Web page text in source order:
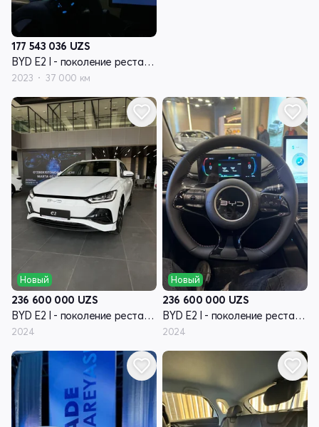
177 543 036 UZS
BYD E2 I - поколение рестайлинг
2023 37 000 км
Новый
236 600 000 UZS
BYD E2 I - поколение рестайлинг
2024
Новый
236 600 000 UZS
BYD E2 I - поколение рестайлинг
2024